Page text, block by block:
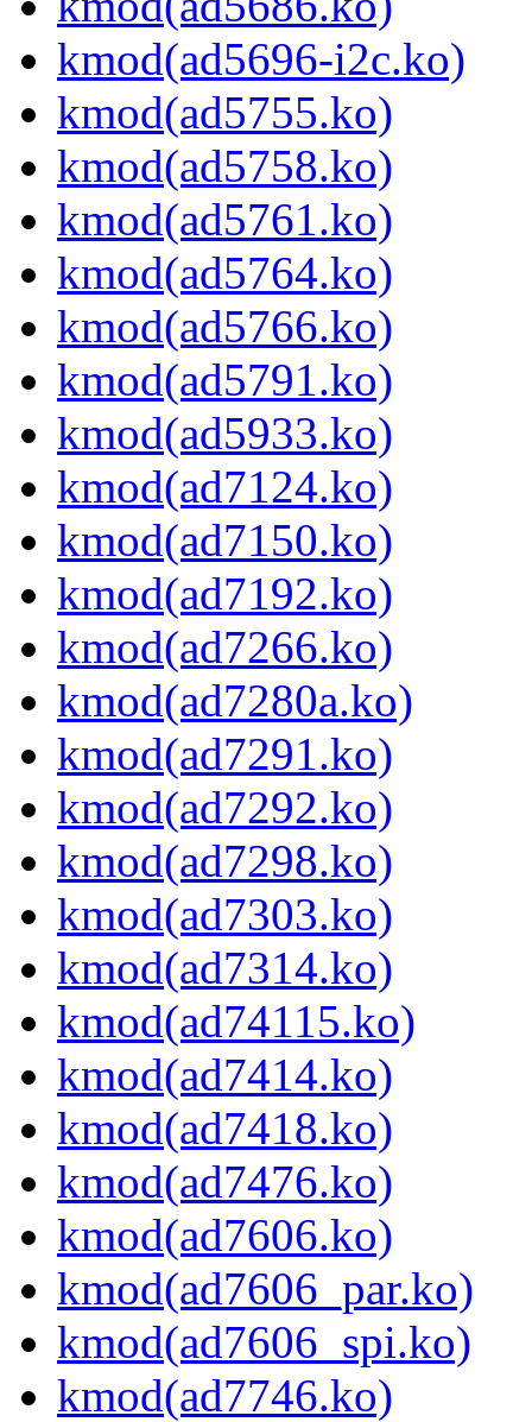
kmod(ad5696-i2c.ko)
kmod(ad5755.ko)
kmod(ad5758.ko)
kmod(ad5761.ko)
kmod(ad5764.ko)
kmod(ad5766.ko)
kmod(ad5791.ko)
kmod(ad5933.ko)
kmod(ad7124.ko)
kmod(ad7150.ko)
kmod(ad7192.ko)
kmod(ad7266.ko)
kmod(ad7280a.ko)
kmod(ad7291.ko)
kmod(ad7292.ko)
kmod(ad7298.ko)
kmod(ad7303.ko)
kmod(ad7314.ko)
kmod(ad74115.ko)
kmod(ad7414.ko)
kmod(ad7418.ko)
kmod(ad7476.ko)
kmod(ad7606.ko)
kmod(ad7606_par.ko)
kmod(ad7606_spi.ko)
kmod(ad7746.ko)